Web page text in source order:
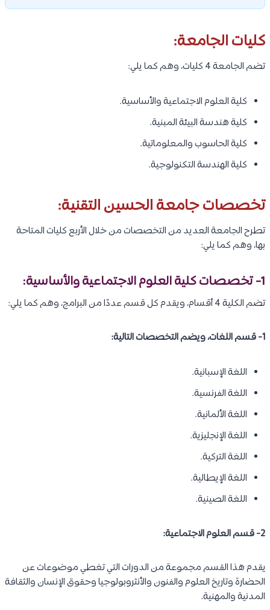
كليات الجامعة:
تضم الجامعة 4 كليات، وهم كما يلي:
كلية العلوم الاجتماعية والأساسية.
كلية هندسة البيئة المبنية.
كلية الحاسوب والمعلوماتية.
كلية الهندسة التكنولوجية.
تخصصات جامعة الحسين التقنية:
تطرح الجامعة العديد من التخصصات من خلال الأربع كليات المتاحة
بها، وهم كما يلي:
1- تخصصات كلية العلوم الاجتماعية والأساسية:
تضم الكلية 4 أقسام، ويقدم كل قسم عددًا من البرامج، وهم كما يلي:
1- قسم اللغات، ويضم التخصصات التالية:
اللغة الإسبانية.
اللغة الفرنسية.
اللغة الألمانية.
اللغة الإنجليزية.
اللغة التركية.
اللغة الإيطالية.
اللغة الصينية.
2- قسم العلوم الاجتماعية:
يقدم هذا القسم مجموعة من الدورات التي تغطي موضوعات عن
الحضارة وتاريخ العلوم والفنون والأنثروبولوجيا وحقوق الإنسان والثقافة
المدنية والمهنية.